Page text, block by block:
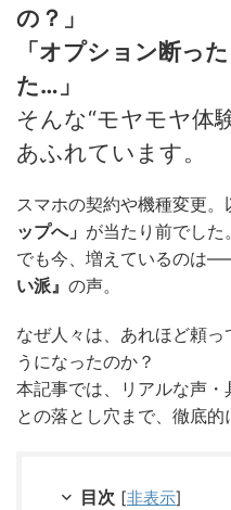
の？」
「オプション断っ
た…」
そんな“モヤモヤ体
あふれています。
スマホの契約や機種変更。
ップへ」 が当たり前でした。
でも今、増えているのは
い派』 の声。
なぜ人々は、あれほど頼
うになったのか？
本記事では、リアルな声
との落とし穴まで、徹底的
目次 [非表示]